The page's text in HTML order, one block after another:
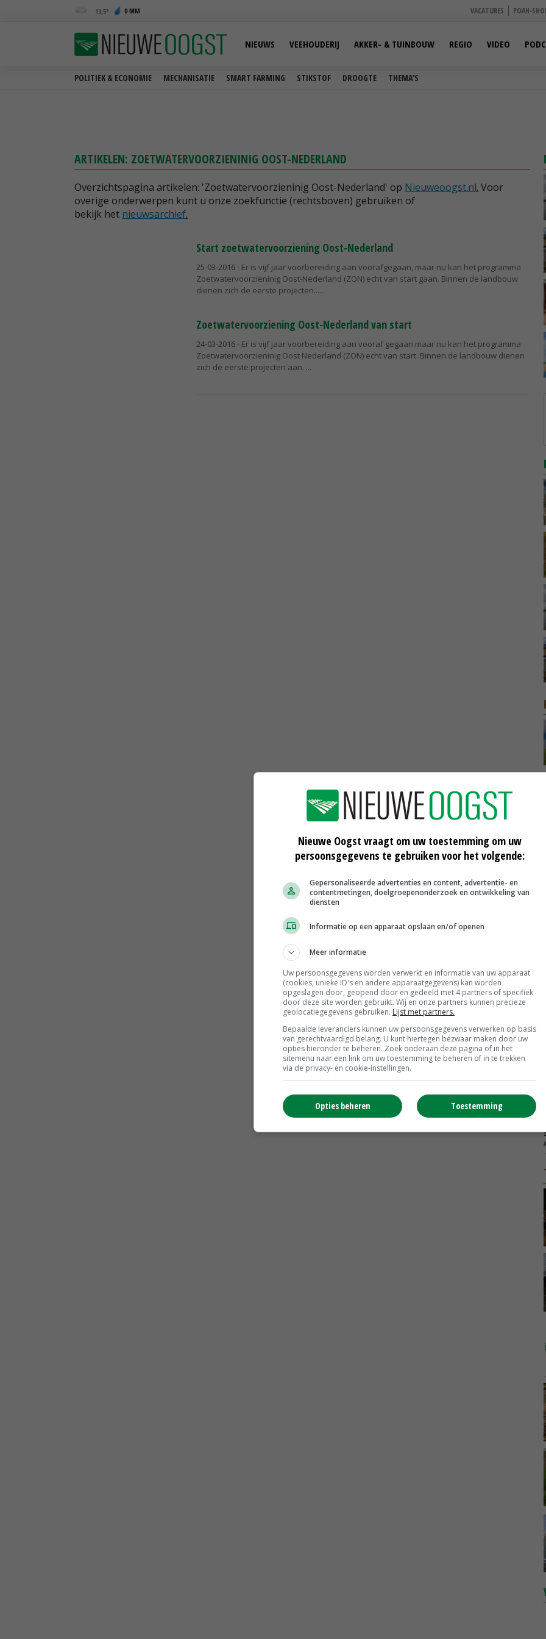
13,5 0 MM VACATURES POAH-
POLITIEK & ECONOMIE MECHANISATIE SMART FARMING STIKSTOF DROOGTE THEMA'S
NIEUWS VEEHOUDERIJ AKKER- & TUINBOUW REGIO VIDEO
ARTIKELEN: ZOETWATERVOORZIENINIG OOST-NEDERLAND
Overzichtspagina artikelen: 'Zoetwatervoorzieninig Oost-Nederland' op Nieuweoogst.nl. Voor
overige onderwerpen kunt u onze zoekfunctie (rechtsboven) gebruiken of
bekijk het nieuwsarchief.
Start zoetwatervoorziening Oost-Nederland
25-03-2016- Er is vijf jaar voorbereiding aan voorafgegaan, maar nu kan het programma
Zoetwatervoorzieninig Oost-Nederland (ZON) echt van start gaan. Binnen de landbouw
dienen zich de eerste projecten...
Zoetwatervoorziening Oost-Nederland van start
24-03-2016- Er is vijf jaar voorbereiding aan vooraf gegaan maar nu kan het programma
Zoetwatervoorzieninig Oost Nederland (ZON) echt van start. Binnen de landbouw dienen
zich de eerste projecten aan.
Nieuwe Oogst vraagt om uw toestemming om uw
persoonsgegevens te gebruiken voor het volgende:
Gepersonaliseerde advertenties en content, advertentie- en
contentmetingen, doelgroepenonderzoek en ontwikkeling van
diensten
Informatie op een apparaat opslaan en/of openen
Meer informatie
Uw persoonsgegevens worden verwerkt en informatie van uw apparaat
(cookies, unieke ID's en andere apparaatgegevens) kan worden
opgeslagen door, geopend door en gedeeld met 4 partners of specifiek
door deze site worden gebruikt. Wij en onze partners kunnen precieze
geolocatiegegevens gebruiken. Lijst met partners.
Bepaalde leveranciers kunnen uw persoonsgegevens verwerken op basis
van gerechtvaardigd belang. U kunt hiertegen bezwaar maken door uw
opties hieronder te beheren. Zoek onderaan deze pagina of in het
sitemenu naar een link om uw toestemming te beheren of in te trekken
via de privacy- en cookie-instellingen.
Toestemming
Opties beheren